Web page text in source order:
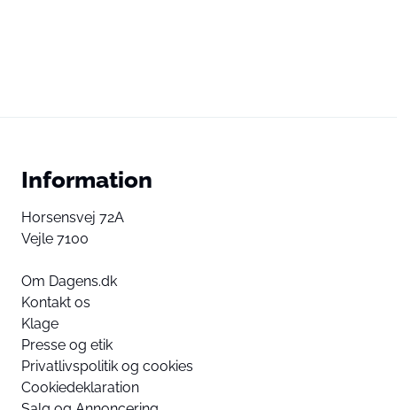
Information
Horsensvej 72A
Vejle 7100
Om Dagens.dk
Kontakt os
Klage
Presse og etik
Privatlivspolitik og cookies
Cookiedeklaration